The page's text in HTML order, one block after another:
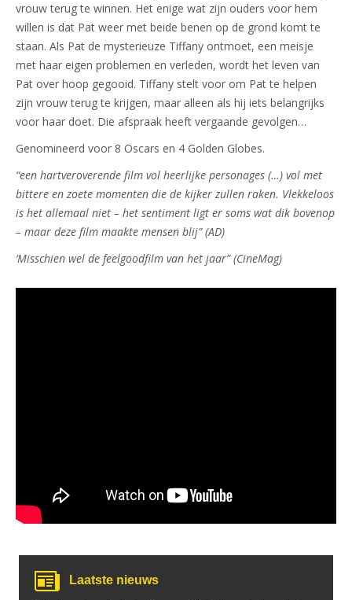
vrouw terug te winnen. Het enige wat zijn ouders voor hem
willen is dat Pat weer met beide benen op de grond komt te
staan. Als Pat de mysterieuze Tiffany ontmoet, een meisje
met haar eigen problemen en verleden, wordt het leven van
Pat over hoop gegooid. Tiffany stelt voor om Pat te helpen
zijn vrouw terug te krijgen, maar alleen als hij iets belangrijks
voor haar doet. Die afspraak heeft vergaande gevolgen…
Genomineerd voor 8 Oscars en 4 Golden Globes.
“een hartveroverende film vol heerlijke personages (…) vol met
bittere en zoete momenten die de kijker zullen raken. Vlekkeloos
is het allemaal niet – het sentiment ligt er soms wat dik bovenop
– maar deze film maakte mensen blij” (AD)
‘Misschien wel de feelgoodfilm van het jaar” (CineMag)
Laatste nieuws